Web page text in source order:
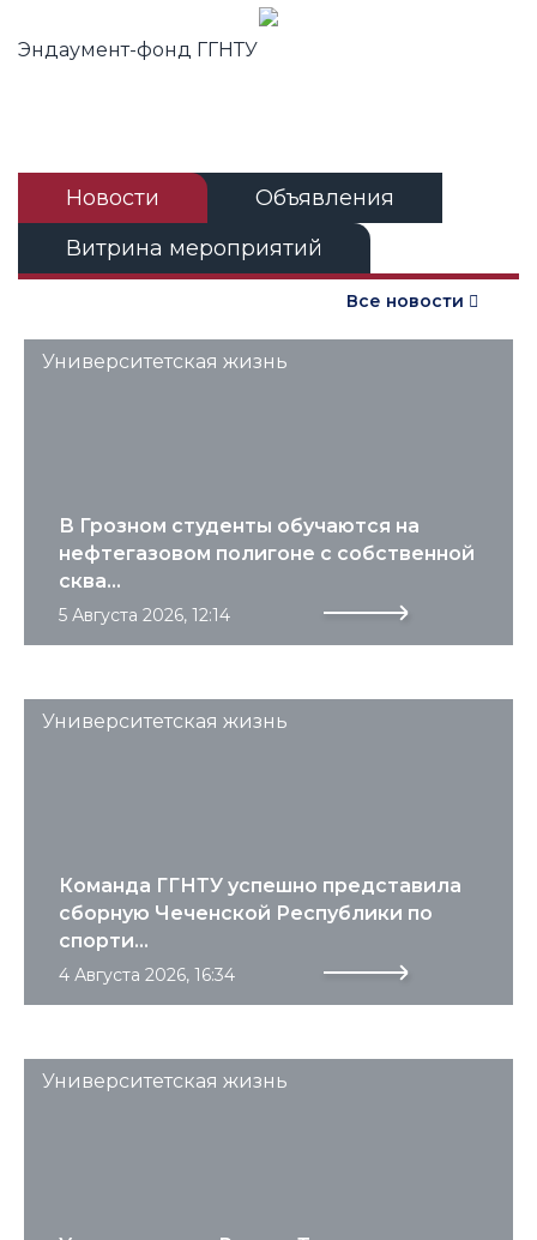
Эндаумент-фонд ГГНТУ
Новости
Объявления
Витрина мероприятий
Все новости
Университетская жизнь
5 Августа 2026, 12:14
В Грозном студенты обучаются на
нефтегазовом полигоне с собственной
сква...
Университетская жизнь
4 Августа 2026, 16:34
Команда ГГНТУ успешно представила
сборную Чеченской Республики по
спорти...
Университетская жизнь